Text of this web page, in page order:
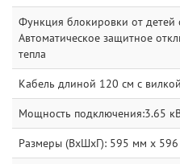
Функция блокировки от детей
Автоматическое защитное
тепла
Кабель длиной 120 см с вилкой
Мощность подключения:3.65
Размеры (ВxШxГ): 595 мм x